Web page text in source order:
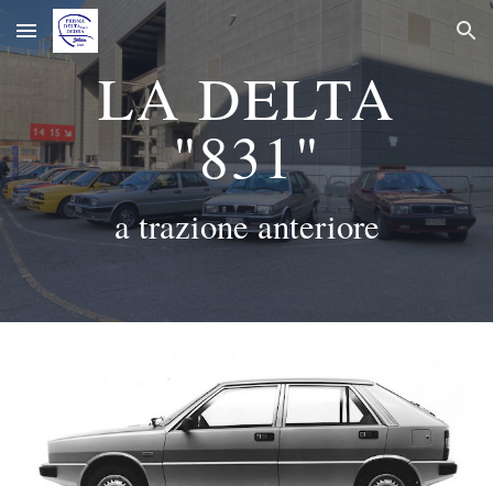
Skip to main content Skip to navigation
LA DELTA
"831"
a trazione anteriore